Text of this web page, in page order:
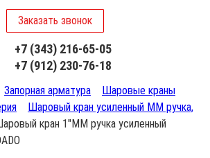
Заказать звонок
+7 (343) 216-65-05
+7 (912) 230-76-18
Запорная арматура
Шаровые краны
Шаровый кран усиленный ММ ручка,
кран 1"ММ ручка усиленный